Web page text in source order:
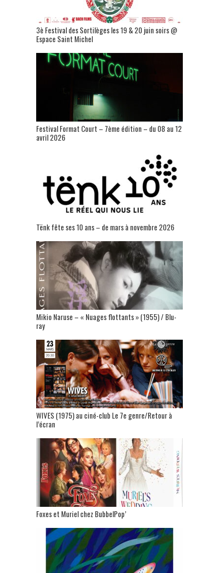
3è Festival des Sortilèges les 19 & 20 juin soirs @
Espace Saint Michel
Festival Format Court – 7ème édition – du 08 au 12
avril 2026
Tënk fête ses 10 ans – de mars à novembre 2026
Mikio Naruse – « Nuages flottants » (1955) / Blu-
ray
WIVES (1975) au ciné-club Le 7e genre/Retour à
l’écran
Foxes et Muriel chez BubbelPop’